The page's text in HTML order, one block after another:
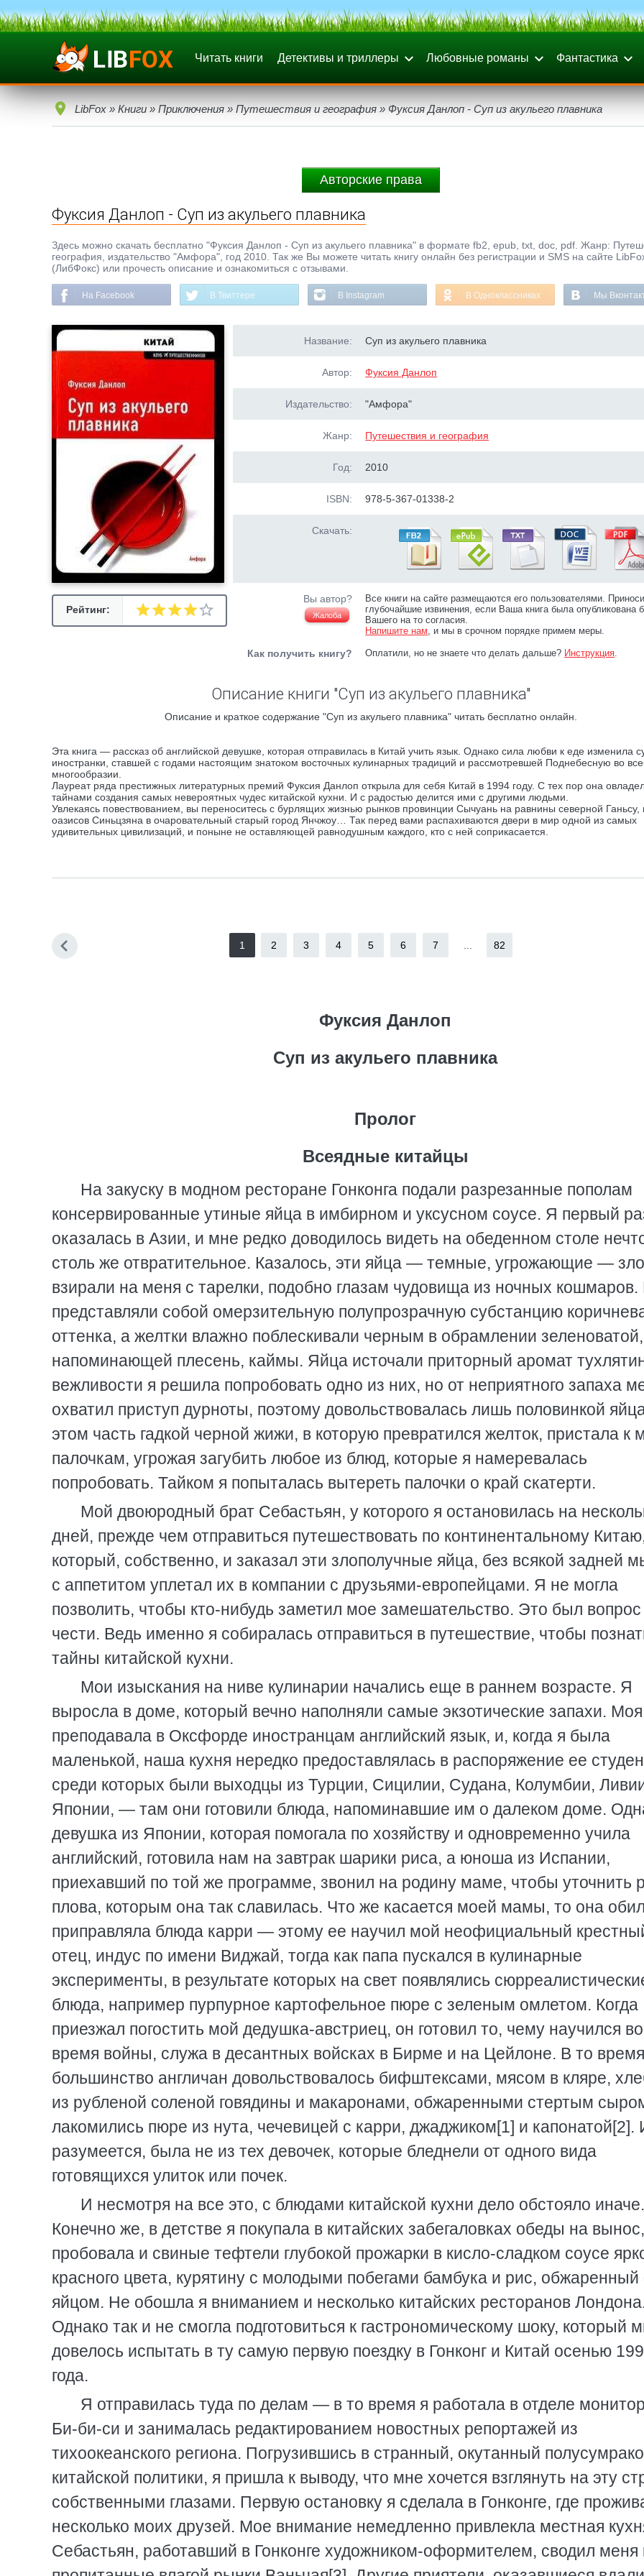
Читать книги Детективы и триллеры Любовные романы Фантастика
LibFox » Книги » Приключения » Путешествия и география » Фуксия Данлоп - Суп из акульего плавника
Авторские права
Фуксия Данлоп - Суп из акульего плавника
Здесь можно скачать бесплатно "Фуксия Данлоп - Суп из акульего плавника" в формате fb2, epub, txt, doc, pdf. Жанр:
география, издательство "Амфора", год 2010. Так же Вы можете читать книгу онлайн без регистрации и SMS на сайте
(ЛибФокс) или прочесть описание и ознакомиться с отзывами.
На Facebook В Твиттере В Instagram В Одноклассниках Мы
Рейтинг:
Название: Суп из акульего плавника
Автор: Фуксия Данлоп
Издательство: "Амфора"
Жанр: Путешествия и география
Год: 2010
ISBN: 978-5-367-01338-2
Скачать:
Вы автор?
Жалоба
Все книги на сайте размещаются его пользователями.
глубочайшие извинения, если Ваша книга была опубликована
Вашего на то согласия.
Напишите нам, и мы в срочном порядке примем меры.
Как получить книгу? Оплатили, но не знаете что делать дальше? Инструкция.
Описание книги "Суп из акульего плавника"
Описание и краткое содержание "Суп из акульего плавника" читать бесплатно онлайн.
Эта книга — рассказ об английской девушке, которая отправилась в Китай учить язык. Однако сила любви к еде изменила
иностранки, ставшей с годами настоящим знатоком восточных кулинарных традиций и рассмотревшей Поднебесную во
многообразии.
Лауреат ряда престижных литературных премий Фуксия Данлоп открыла для себя Китай в 1994 году. С тех пор она
тайнами создания самых невероятных чудес китайской кухни. И с радостью делится ими с другими людьми.
Увлекаясь повествованием, вы переноситесь с бурлящих жизнью рынков провинции Сычуань на равнины северной Ганьсу,
оазисов Синьцзяна в очаровательный старый город Янчжоу… Так перед вами распахиваются двери в мир одной из самых
удивительных цивилизаций, и поныне не оставляющей равнодушным каждого, кто с ней соприкасается.
1 2 3 4 5 6 7 82
Фуксия Данлоп
Суп из акульего плавника
Пролог
Всеядные китайцы
На закуску в модном ресторане Гонконга подали разрезанные пополам
консервированные утиные яйца в имбирном и уксусном соусе. Я первый
оказалась в Азии, и мне редко доводилось видеть на обеденном столе
столь же отвратительное. Казалось, эти яйца — темные, угрожающие —
взирали на меня с тарелки, подобно глазам чудовища из ночных кошмаров.
представляли собой омерзительную полупрозрачную субстанцию
оттенка, а желтки влажно поблескивали черным в обрамлении зеленоватой,
напоминающей плесень, каймы. Яйца источали приторный аромат
вежливости я решила попробовать одно из них, но от неприятного запаха
охватил приступ дурноты, поэтому довольствовалась лишь половинкой
этом часть гадкой черной жижи, в которую превратился желток, пристала к
палочкам, угрожая загубить любое из блюд, которые я намеревалась
попробовать. Тайком я попыталась вытереть палочки о край скатерти.
Мой двоюродный брат Себастьян, у которого я остановилась на
дней, прежде чем отправиться путешествовать по континентальному
который, собственно, и заказал эти злополучные яйца, без всякой задней
с аппетитом уплетал их в компании с друзьями-европейцами. Я не могла
позволить, чтобы кто-нибудь заметил мое замешательство. Это был вопрос
чести. Ведь именно я собиралась отправиться в путешествие, чтобы
тайны китайской кухни.
Мои изыскания на ниве кулинарии начались еще в раннем возрасте. Я
выросла в доме, который вечно наполняли самые экзотические запахи.
преподавала в Оксфорде иностранцам английский язык, и, когда я была
маленькой, наша кухня нередко предоставлялась в распоряжение ее
среди которых были выходцы из Турции, Сицилии, Судана, Колумбии,
Японии, — там они готовили блюда, напоминавшие им о далеком доме.
девушка из Японии, которая помогала по хозяйству и одновременно учила
английский, готовила нам на завтрак шарики риса, а юноша из Испании,
приехавший по той же программе, звонил на родину маме, чтобы уточнить
плова, которым она так славилась. Что же касается моей мамы, то она
приправляла блюда карри — этому ее научил мой неофициальный
отец, индус по имени Виджай, тогда как папа пускался в кулинарные
эксперименты, в результате которых на свет появлялись
блюда, например пурпурное картофельное пюре с зеленым омлетом. Когда
приезжал погостить мой дедушка-австриец, он готовил то, чему научился во
время войны, служа в десантных войсках в Бирме и на Цейлоне. В то
большинство англичан довольствовалось бифштексами, мясом в кляре,
из рубленой соленой говядины и макаронами, обжаренными стертым
лакомились пюре из нута, чечевицей с карри, джаджиком[1] и капонатой[2].
разумеется, была не из тех девочек, которые бледнели от одного вида
готовящихся улиток или почек.
И несмотря на все это, с блюдами китайской кухни дело обстояло иначе.
Конечно же, в детстве я покупала в китайских забегаловках обеды на вынос,
пробовала и свиные тефтели глубокой прожарки в кисло-сладком соусе
красного цвета, курятину с молодыми побегами бамбука и рис, обжаренный
яйцом. Не обошла я вниманием и несколько китайских ресторанов
Однако так и не смогла подготовиться к гастрономическому шоку, который
довелось испытать в ту самую первую поездку в Гонконг и Китай осенью
года.
Я отправилась туда по делам — в то время я работала в отделе
Би-би-си и занималась редактированием новостных репортажей из
тихоокеанского региона. Погрузившись в странный, окутанный
китайской политики, я пришла к выводу, что мне хочется взглянуть на эту
собственными глазами. Первую остановку я сделала в Гонконге, где
несколько моих друзей. Мое внимание немедленно привлекла местная
Себастьян, работавший в Гонконге художником-оформителем, сводил меня